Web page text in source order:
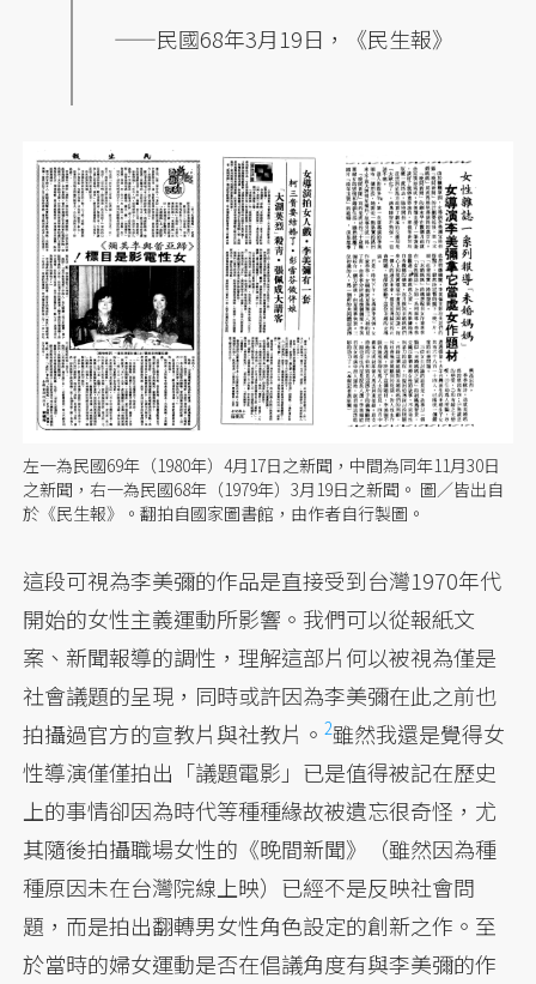
——民國68年3月19日，《民生報》
左一為民國69年（1980年）4月17日之新聞，中間為同年11月30日
之新聞，右一為民國68年（1979年）3月19日之新聞。 圖／皆出自
於《民生報》。翻拍自國家圖書館，由作者自行製圖。
這段可視為李美彌的作品是直接受到台灣1970年代
開始的女性主義運動所影響。我們可以從報紙文
案、新聞報導的調性，理解這部片何以被視為僅是
社會議題的呈現，同時或許因為李美彌在此之前也
拍攝過官方的宣教片與社教片。2雖然我還是覺得女
性導演僅僅拍出「議題電影」已是值得被記在歷史
上的事情卻因為時代等種種緣故被遺忘很奇怪，尤
其隨後拍攝職場女性的《晚間新聞》（雖然因為種
種原因未在台灣院線上映）已經不是反映社會問
題，而是拍出翻轉男女性角色設定的創新之作。至
於當時的婦女運動是否在倡議角度有與李美彌的作